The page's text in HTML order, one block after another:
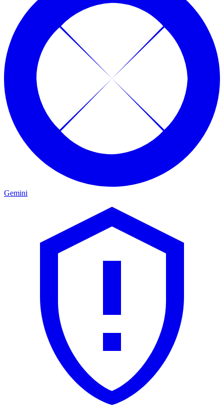
Gemini